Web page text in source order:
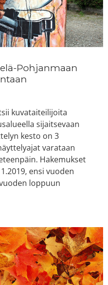
Pohjanmaan
kuvataiteilijoita
sijaitsevaan
kesto on 3
varataan
Hakemukset
ensi vuoden
loppuun